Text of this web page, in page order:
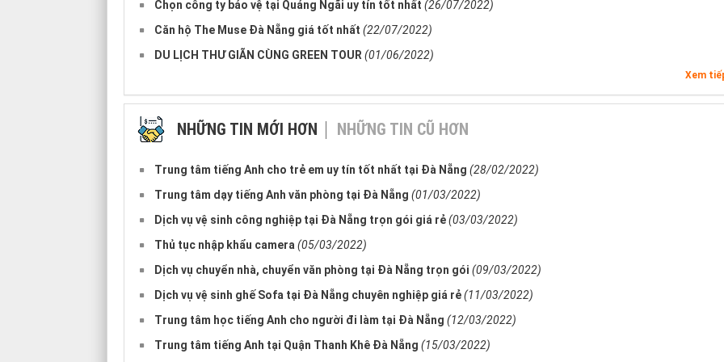
Chọn công ty bảo vệ tại Quảng Ngãi uy tín tốt nhất (26/07/2022)
Căn hộ The Muse Đà Nẵng giá tốt nhất (22/07/2022)
DU LỊCH THƯ GIÃN CÙNG GREEN TOUR (01/06/2022)
Xem
NHỮNG TIN MỚI HƠN NHỮNG TIN CŨ HƠN
Trung tâm tiếng Anh cho trẻ em uy tín tốt nhất tại Đà Nẵng (28/02/2022)
Trung tâm dạy tiếng Anh văn phòng tại Đà Nẵng (01/03/2022)
Dịch vụ vệ sinh công nghiệp tại Đà Nẵng trọn gói giá rẻ(03/03/2022)
Thủ tục nhập khẩu camera (05/03/2022)
Dịch vụ chuyển nhà, chuyển văn phòng tại Đà Nẵng trọn gói (09/03/2022)
Dịch vụ vệ sinh ghế Sofa tại Đà Nẵng chuyên nghiệp giá rẻ(11/03/2022)
Trung tâm học tiếng Anh cho người đi làm tại Đà Nẵng (12/03/2022)
Trung tâm tiếng Anh tại Quận Thanh Khê Đà Nẵng (15/03/2022)